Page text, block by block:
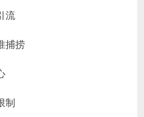
流
捕捞
制